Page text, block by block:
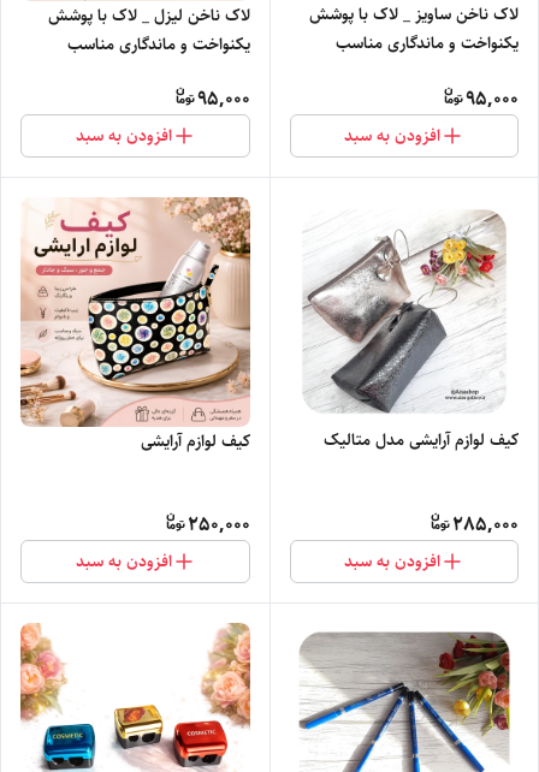
لاک ناخن ساویز _ لاک با پوشش
یکنواخت و ماندگاری مناسب
95,000
افزودن به سبد
لاک ناخن لیزل _ لاک با پوشش
یکنواخت و ماندگاری مناسب
95,000
افزودن به سبد
کیف لوازم آرایشی مدل متالیک
285,000
افزودن به سبد
کیف لوازم آرایشی
250,000
افزودن به سبد